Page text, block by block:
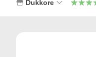
Dukkore